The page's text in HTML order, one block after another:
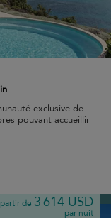
exclusive de
pouvant accueillir
de 3 614 USD
par nuit